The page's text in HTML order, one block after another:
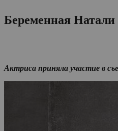
Беременная
Актриса приняла участие в